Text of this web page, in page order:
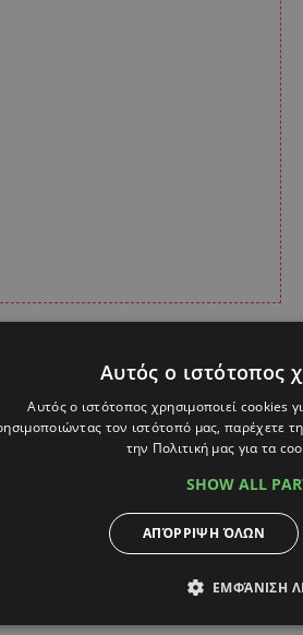
της Ελλάδας και
η Αθήνα.
καλύτερα, ότι
ότι έχουμε
ότι πρέπει να είμαστε
πρέπει να είναι
και πιο περιεκτικός
Αυτός ο ιστότοπος
Αυτός ο ιστότοπος χρησιμοποιεί cookies
τον ιστότοπό μας, παρέχετε
την Πολιτική μας για τα
SHOW ALL
ΑΠΌΡΡΙΨΗ ΌΛΩΝ
ΕΜΦΆΝΙΣΗ